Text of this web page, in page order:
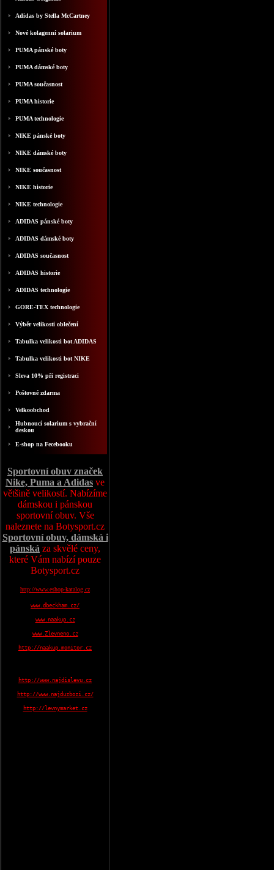
Adidas by Stella McCartney
Nové kolagenní solarium
PUMA pánské boty
PUMA dámské boty
PUMA současnost
PUMA historie
PUMA technologie
NIKE pánské boty
NIKE dámské boty
NIKE současnost
NIKE historie
NIKE technologie
ADIDAS pánské boty
ADIDAS dámské boty
ADIDAS současnost
ADIDAS historie
ADIDAS technologie
GORE-TEX technologie
Výběr velikosti oblečení
Tabulka velikosti bot ADIDAS
Tabulka velikosti bot NIKE
Sleva 10% při registraci
Poštovné zdarma
Velkoobchod
Hubnoucí solarium s vybrační
deskou
E-shop na Fecebooku
Sportovní obuv značek
Nike, Puma a Adidas ve
většině velikostí. Nabízíme
dámskou i pánskou
sportovní obuv. Vše
naleznete na Botysport.cz
Sportovní obuv, dámská i
pánská za skvělé ceny,
které Vám nabízí pouze
Botysport.cz
http://www.eshop-katalog.cz
www.dbeckham.cz/
www.naakup.cz
www.Zlevneno.cz
http://naakup.monitor.cz
http://www.najdislevu.cz
http://www.najduzbozi.cz/
http://levnymarket.cz